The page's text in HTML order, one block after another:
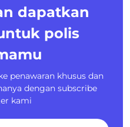
dapatkan
polis
penawaran khusus dan
dengan subscribe
kami